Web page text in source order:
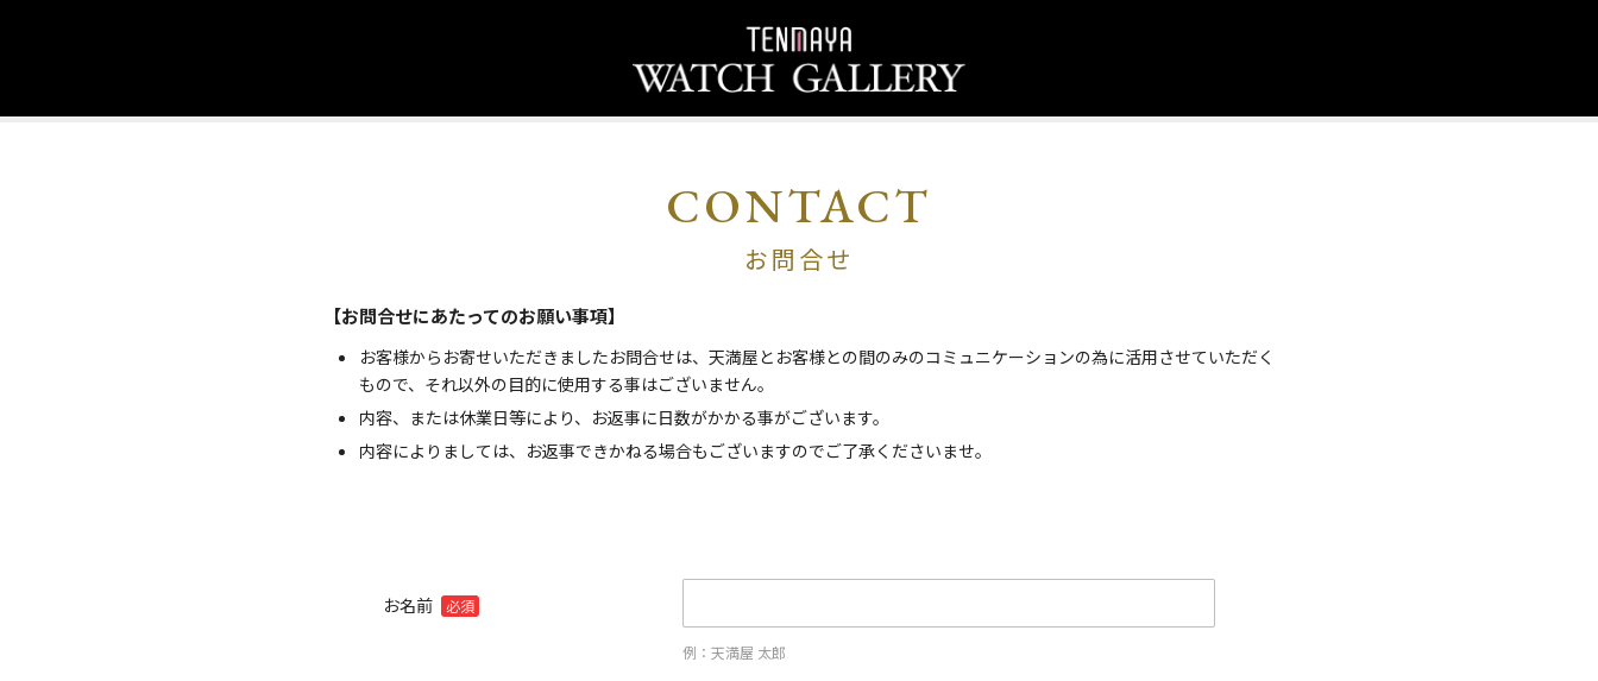
CONTACT
お問合せ
【お問合せにあたってのお願い事項】
お客様からお寄せいただきましたお問合せは、天満屋とお客様との間のみのコミュニケーションの為に活用させていただく
もので、それ以外の目的に使用する事はございません。
内容、または休業日等により、お返事に日数がかかる事がございます。
内容によりましては、お返事できかねる場合もございますのでご了承くださいませ。
お名前 必須
例：天満屋 太郎